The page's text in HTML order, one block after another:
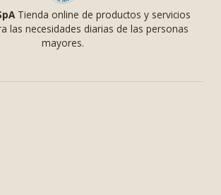
Tienda online de productos y servicios
las necesidades diarias de las personas
mayores.